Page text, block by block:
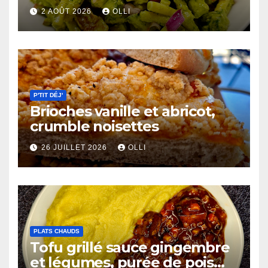
2 AOÛT 2026 OLLI
P'TIT DÉJ'
Brioches vanille et abricot,
crumble noisettes
26 JUILLET 2026 OLLI
PLATS CHAUDS
Tofu grillé sauce gingembre
et légumes, purée de pois